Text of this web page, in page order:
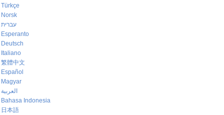
Türkçe
Norsk
עברית
Esperanto
Deutsch
Italiano
繁體中文
Español
Magyar
العربية
Bahasa Indonesia
日本語